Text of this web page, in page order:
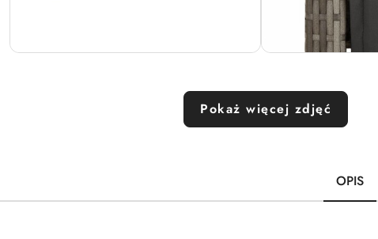
Pokaż więcej zdjęć
OPIS